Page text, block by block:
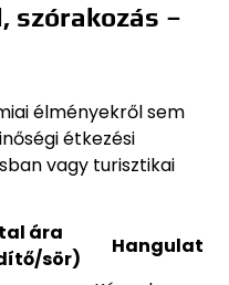
szórakozás –
élményekről sem
étkezési
vagy turisztikai
ára
sör)
Hangulat